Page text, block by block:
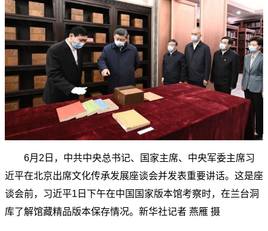
6月2日，中共中央总书记、国家主席、中央军委主席习
近平在北京出席文化传承发展座谈会并发表重要讲话。这是座
谈会前，习近平1日下午在中国国家版本馆考察时，在兰台洞
库了解馆藏精品版本保存情况。新华社记者 燕雁 摄